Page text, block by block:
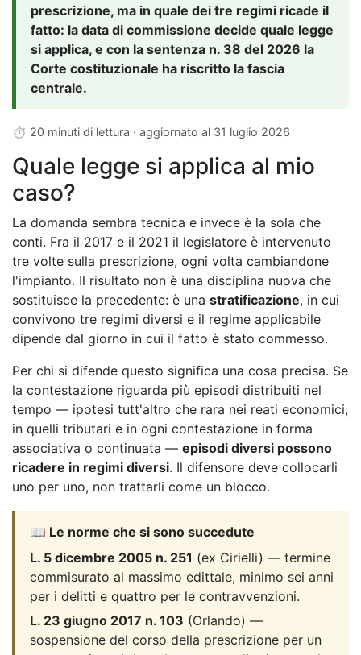
prescrizione, ma in quale dei tre regimi ricade il
fatto: la data di commissione decide quale legge
si applica, e con la sentenza n. 38 del 2026 la
Corte costituzionale ha riscritto la fascia
centrale.
⏱ 20 minuti di lettura · aggiornato al 31 luglio 2026
Quale legge si applica al mio
caso?
La domanda sembra tecnica e invece è la sola che
conti. Fra il 2017 e il 2021 il legislatore è intervenuto
tre volte sulla prescrizione, ogni volta cambiandone
l'impianto. Il risultato non è una disciplina nuova che
sostituisce la precedente: è una stratificazione, in cui
convivono tre regimi diversi e il regime applicabile
dipende dal giorno in cui il fatto è stato commesso.
Per chi si difende questo significa una cosa precisa. Se
la contestazione riguarda più episodi distribuiti nel
tempo — ipotesi tutt'altro che rara nei reati economici,
in quelli tributari e in ogni contestazione in forma
associativa o continuata — episodi diversi possono
ricadere in regimi diversi. Il difensore deve collocarli
uno per uno, non trattarli come un blocco.
📖 Le norme che si sono succedute
L. 5 dicembre 2005 n. 251 (ex Cirielli) — termine
commisurato al massimo edittale, minimo sei anni
per i delitti e quattro per le contravvenzioni.
L. 23 giugno 2017 n. 103 (Orlando) —
sospensione del corso della prescrizione per un